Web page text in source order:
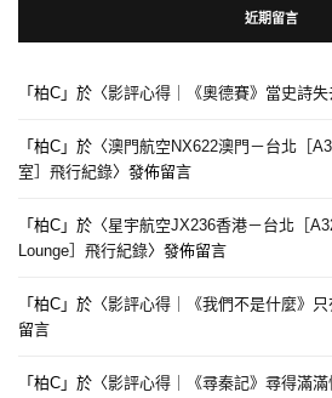
近期留言
「 柏C 」於〈影評心得｜《奧德賽》當史詩
「 柏C 」於〈澳門航空NX622澳門－台北［
室］飛行紀錄〉發佈留言
「 柏C 」於〈星宇航空JX236香港－台北［
Lounge］飛行紀錄〉發佈留言
「 柏C 」於〈影評心得｜《我們不是什麼》
留言
「 柏C 」於〈影評心得｜《尋秦記》尋得滿